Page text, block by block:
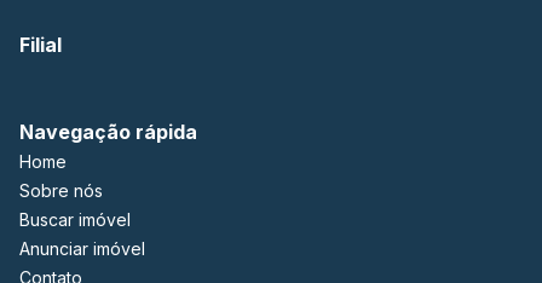
Filial
Navegação rápida
Home
Sobre nós
Buscar imóvel
Anunciar imóvel
Contato